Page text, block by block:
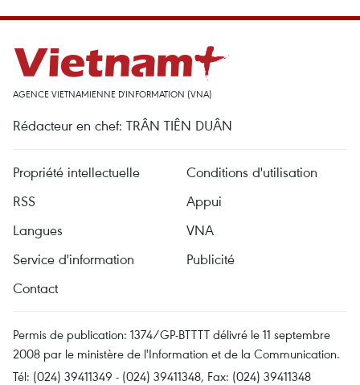
AGENCE VIETNAMIENNE D'INFORMATION (VNA)
Rédacteur en chef: TRÂN TIÊN DUÂN
Propriété intellectuelle
Conditions d'utilisation
RSS
Appui
Langues
VNA
Service d'information
Publicité
Contact
Permis de publication: 1374/GP-BTTTT délivré le 11 septembre
2008 par le ministère de l'Information et de la Communication.
Tél: (024) 39411349 - (024) 39411348, Fax: (024) 39411348